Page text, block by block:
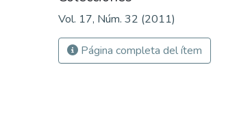
Vol. 17, Núm. 32 (2011)
Página completa del ítem